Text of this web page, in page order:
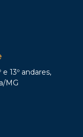
13º andares,
MG